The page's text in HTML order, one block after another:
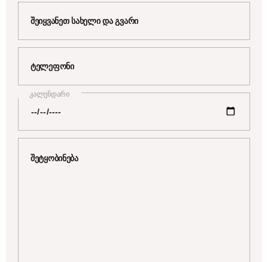
კალენდარი